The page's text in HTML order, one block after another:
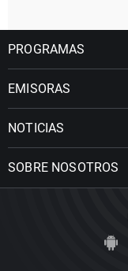
PROGRAMAS
EMISORAS
NOTICIAS
SOBRE NOSOTROS